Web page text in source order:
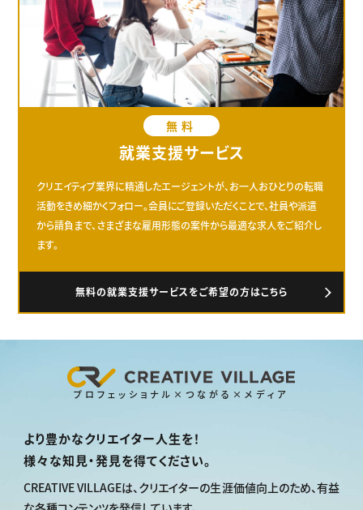
無料
就業支援サービス
クリエイティブ業界に精通したエージェントが、お一人おひとりの転職
活動をきめ細かくフォロー。会員にご登録いただくことで、社員や派遣
から請負まで、さまざまな雇用形態の案件から最適な求人をご紹介し
ます。
無料の就業支援サービスをご希望の方はこちら
プロフェッショナル×つながる×メディア
より豊かなクリエイター人生を！
様々な知見・発見を得てください。
CREATIVE VILLAGEは、 クリエイターの生涯価値向上のため、有益